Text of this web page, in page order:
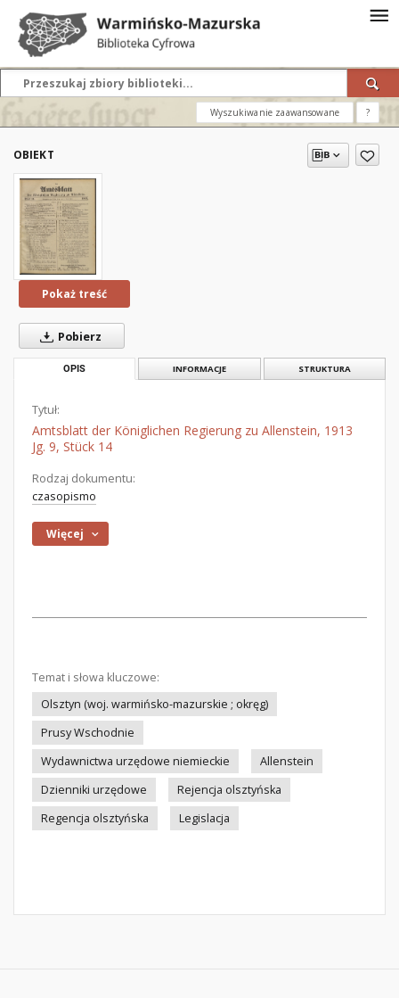
Wyszukiwanie zaawansowane ?
OBIEKT
Pokaż treść
Pobierz
OPIS INFORMACJE STRUKTURA
Tytuł:
Amtsblatt der Königlichen Regierung zu Allenstein, 1913
Jg. 9, Stück 14
Rodzaj dokumentu:
czasopismo
Więcej
Temat i słowa kluczowe:
Olsztyn (woj. warmińsko-mazurskie ; okręg)
Prusy Wschodnie
Wydawnictwa urzędowe niemieckie
Allenstein
Dzienniki urzędowe
Rejencja olsztyńska
Regencja olsztyńska
Legislacja